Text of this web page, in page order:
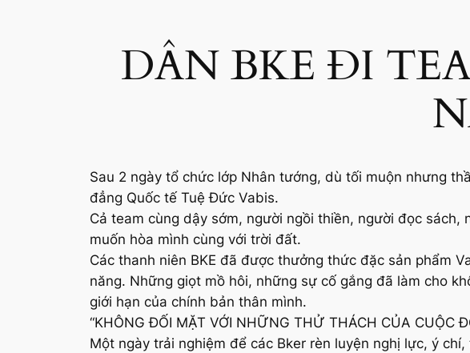
DÂN BKE ĐI
Sau 2 ngày tổ chức lớp Nhân tướng, dù tối muộn nhưng
đẳng Quốc tế Tuệ Đức Vabis.
Cả team cùng dậy sớm, người ngồi thiền, người đọc
muốn hòa mình cùng với trời đất.
Các thanh niên BKE đã được thưởng thức đặc sản phẩm
năng. Những giọt mồ hôi, những sự cố gắng đã làm cho
giới hạn của chính bản thân mình.
“KHÔNG ĐỐI MẶT VỚI NHỮNG THỬ THÁCH CỦA CUỘC
Một ngày trải nghiệm để các Bker rèn luyện nghị lực, ý